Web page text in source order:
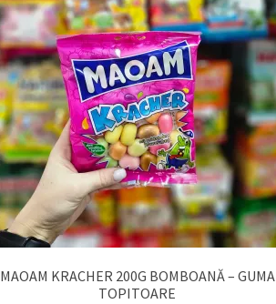
MAOAM KRACHER 200G BOMBOANĂ – GUMA
TOPITOARE